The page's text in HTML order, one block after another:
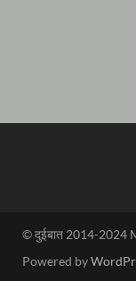
© दुईबात 2014-2024
Powered by